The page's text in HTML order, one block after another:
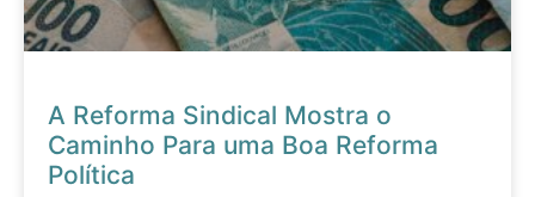
A Reforma Sindical Mostra o
Caminho Para uma Boa Reforma
Política